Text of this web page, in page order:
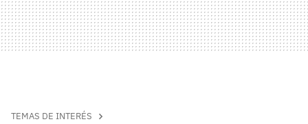
TEMAS DE INTERÉS